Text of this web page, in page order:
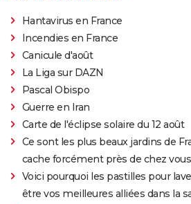
Hantavirus en France
Incendies en France
Canicule d'août
La Liga sur DAZN
Pascal Obispo
Guerre en Iran
Carte de l'éclipse solaire du 12 août
Ce sont les plus beaux jardins de
cache forcément près de chez vous
Voici pourquoi les pastilles pour
être vos meilleures alliées dans la